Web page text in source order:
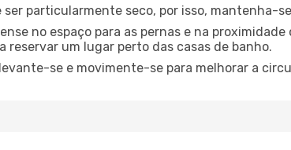
ser particularmente seco, por isso, mantenha-
no espaço para as pernas e na
reservar um lugar perto das casas de banho.
se e movimente-se para melhorar a